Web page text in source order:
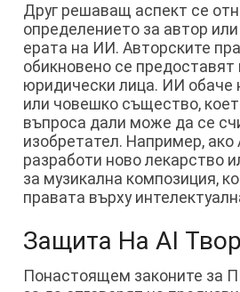
Друг решаващ аспект се
определението за автор
ерата на ИИ. Авторските
обикновено се
юридически лица. ИИ обаче
или човешко същество,
въпроса дали може да се
изобретател. Например, ако
разработи ново лекарство
за музикална композиция,
правата върху
Защита На AI
Понастоящем законите за